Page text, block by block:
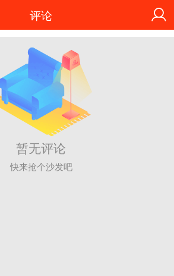
评论
暂无评论
快来抢个沙发吧